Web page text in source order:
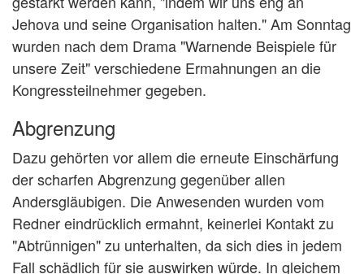
Jehova und seine Organisation halten." Am Sonntag
wurden nach dem Drama "Warnende Beispiele für
unsere Zeit" verschiedene Ermahnungen an die
Kongressteilnehmer gegeben.
Abgrenzung
Dazu gehörten vor allem die erneute Einschärfung
der scharfen Abgrenzung gegenüber allen
Andersgläubigen. Die Anwesenden wurden vom
Redner eindrücklich ermahnt, keinerlei Kontakt zu
"Abtrünnigen" zu unterhalten, da sich dies in jedem
Fall schädlich für sie auswirken würde. In gleichem